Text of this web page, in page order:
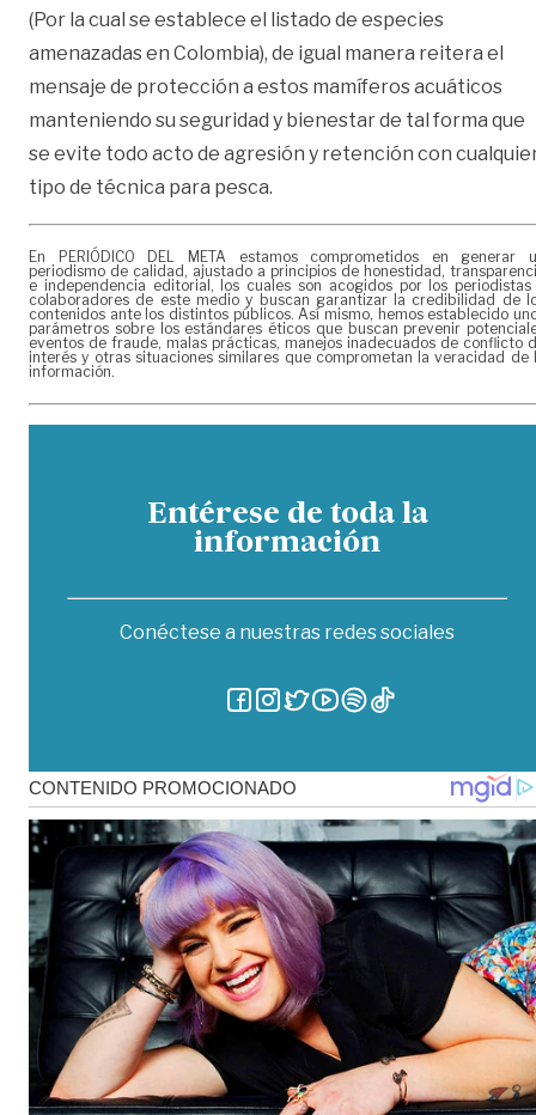
(Por la cual se establece el listado de especies
amenazadas en Colombia), de igual manera reitera el
mensaje de protección a estos mamíferos acuáticos
manteniendo su seguridad y bienestar de tal forma que
se evite todo acto de agresión y retención con
tipo de técnica para pesca.
En PERIÓDICO DEL META estamos comprometidos en generar
periodismo de calidad, ajustado a principios de honestidad,
e independencia editorial, los cuales son acogidos por los periodistas
colaboradores de este medio y buscan garantizar la credibilidad de
contenidos ante los distintos públicos. Así mismo, hemos establecido
parámetros sobre los estándares éticos que buscan prevenir
eventos de fraude, malas prácticas, manejos inadecuados de conflicto
interés y otras situaciones similares que comprometan la veracidad de
información.
Entérese de toda la
información
Conéctese a nuestras redes sociales